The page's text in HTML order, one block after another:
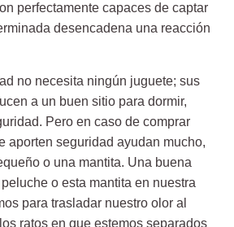
perfectamente capaces de captar
desencadena una reacción
no necesita ningún juguete; sus
a un buen sitio para dormir,
Pero en caso de comprar
aporten seguridad ayudan mucho,
o una mantita. Una buena
o esta mantita en nuestra
para trasladar nuestro olor al
ratos en que estemos separados